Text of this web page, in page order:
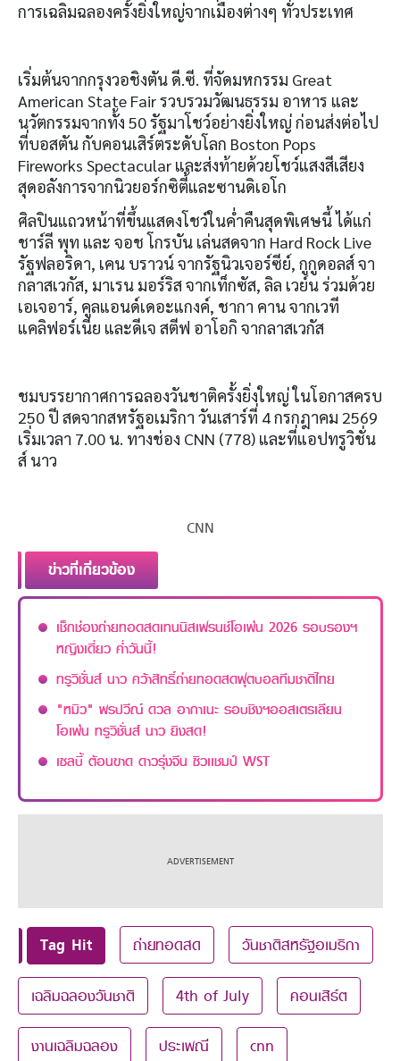
การเฉลิมฉลองครั้งยิ่งใหญ่จากเมืองต่างๆ ทั่วประเทศ
เริ่มต้นจากกรุงวอชิงตัน ดี.ซี. ที่จัดมหกรรม Great
American State Fair รวบรวมวัฒนธรรม อาหาร และ
นวัตกรรมจากทั้ง 50 รัฐมาโชว์อย่างยิ่งใหญ่ ก่อนส่งต่อไป
ที่บอสตัน กับคอนเสิร์ตระดับโลก Boston Pops
Fireworks Spectacular และส่งท้ายด้วยโชว์แสงสีเสียง
สุดอลังการจากนิวยอร์กซิตี้และซานดิเอโก
ศิลปินแถวหน้าที่ขึ้นแสดงโชว์ในค่ำคืนสุดพิเศษนี้ ได้แก่
ชาร์ลี พุท และ จอช โกรบัน เล่นสดจาก Hard Rock Live
รัฐฟลอริดา, เคน บราวน์ จากรัฐนิวเจอร์ซีย์, กูกูดอลส์ จา
กลาสเวกัส, มาเรน มอร์ริส จากเท็กซัส, ลิล เวย์น ร่วมด้วย
เอเจอาร์, คูลแอนด์เดอะแกงค์, ชากา คาน จากเวที
แคลิฟอร์เนีย และดีเจ สตีฟ อาโอกิ จากลาสเวกัส
ชมบรรยากาศการฉลองวันชาติครั้งยิ่งใหญ่ ในโอกาสครบ
250 ปี สดจากสหรัฐอเมริกา วันเสาร์ที่ 4 กรกฎาคม 2569
เริ่มเวลา 7.00 น. ทางช่อง CNN (778) และที่แอปทรูวิชั่น
ส์ นาว
CNN
ข่าวที่เกี่ยวข้อง
เช็กช่องถ่ายทอดสดเทนนิสเฟรนช์โอเพ่น 2026 รอบรองฯ
หญิงเดี่ยว ค่ำวันนี้!
ทรูวิชั่นส์ นาว คว้าสิทธิ์ถ่ายทอดสดฟุตบอลทีมชาติไทย
"หมิว" พรปวีณ์ ดวล อากาเนะ รอบชิงฯออสเตรเลียน
โอเพ่น ทรูวิชั่นส์ นาว ยิงสด!
เซลบี้ ต้อนขาด ดาวรุ่งจีน ซิวเเชมป์ WST
Tag Hit ถ่ายทอดสด วันชาติสหรัฐอเมริกา
เฉลิมฉลองวันชาติ 4th of July คอนเสิร์ต
งานเฉลิมฉลอง ประเพณี cnn